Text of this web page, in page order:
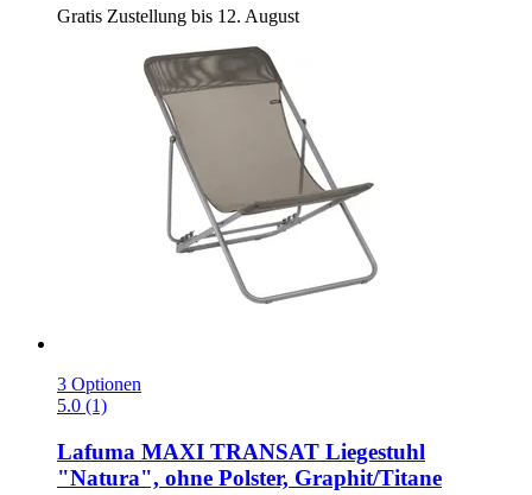
Gratis Zustellung bis 12. August
3 Optionen
5.0 (1)
Lafuma MAXI TRANSAT Liegestuhl
"Natura", ohne Polster, Graphit/Titane